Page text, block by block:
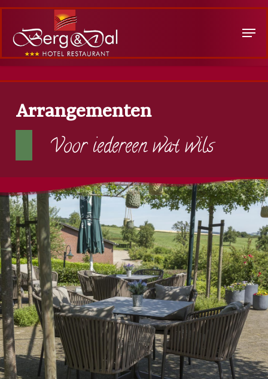
Skip
main
content
Menu
Arrangementen
Voor iedereen wat wils